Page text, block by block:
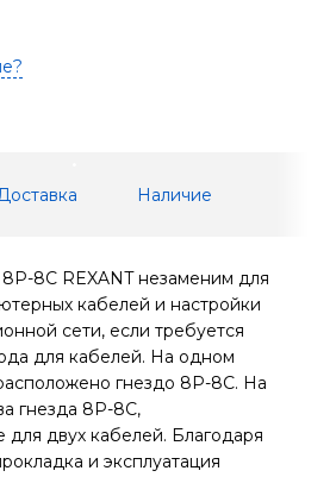
Наличие
8Р-8С REXANT незаменим для
кабелей и настройки
сети, если требуется
для кабелей. На одном
гнездо 8P-8C. На
гнезда 8Р-8С,
двух кабелей. Благодаря
и эксплуатация